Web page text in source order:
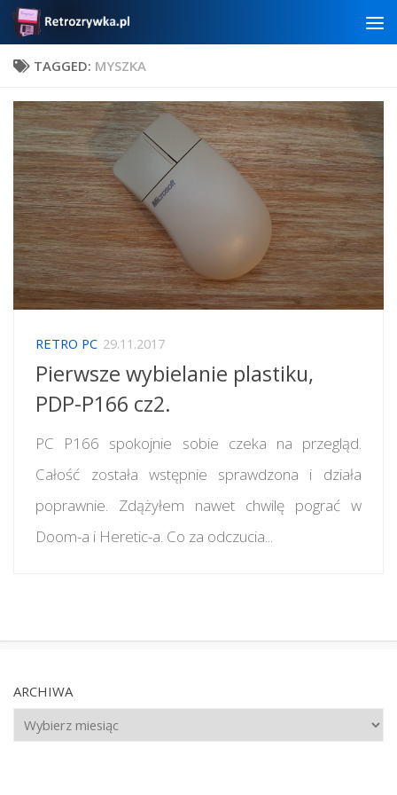
Skip to content
TAGGED: MYSZKA
RETRO PC 29.11.2017
Pierwsze wybielanie plastiku,
PDP-P166 cz2.
PC P166 spokojnie sobie czeka na przegląd.
Całość została wstępnie sprawdzona i działa
poprawnie. Zdążyłem nawet chwilę pograć w
Doom-a i Heretic-a. Co za odczucia...
ARCHIWA
Archiwa